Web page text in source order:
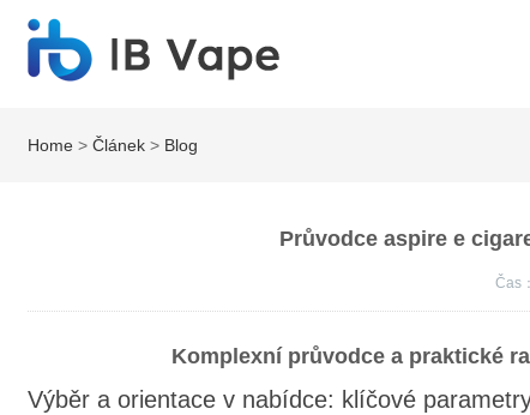
Home >Článek > Blog
Průvodce aspire e
Čas
Komplexní průvodce a praktické
Výběr a orientace v nabídce: klíčové